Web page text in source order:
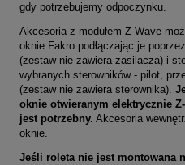
gdy potrzebujemy odpoczynku.
Akcesoria z modułem Z-Wave
oknie Fakro podłączając je
(zestaw nie zawiera zasilacza) i
wybranych sterowników - pilot,
(zestaw nie zawiera sterownika).
oknie otwieranym elektrycznie
jest potrzebny. Akcesoria
oknie.
Jeśli roleta nie jest montowana